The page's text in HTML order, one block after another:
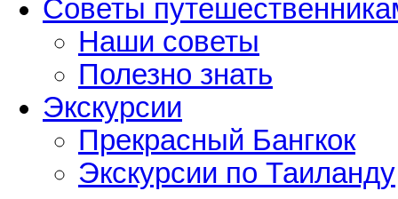
Советы
Наши советы
Полезно знать
Экскурсии
Прекрасный Бангкок
Экскурсии по Таиланду